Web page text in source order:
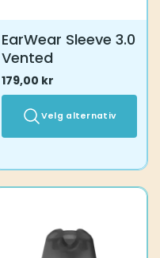
EarWear Sleeve 3.0
Vented
179,00 kr
Velg alternativ
Alternativene